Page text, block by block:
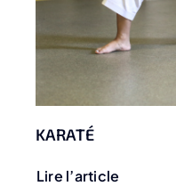
KARATÉ
Lire l’article